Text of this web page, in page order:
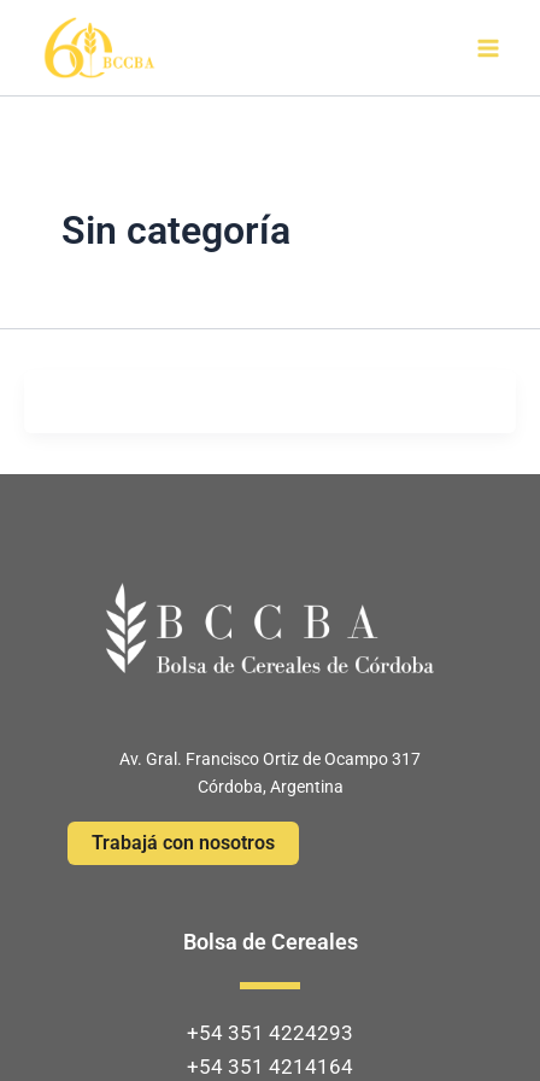
contenido
Sin categoría
Av. Gral. Francisco Ortiz de Ocampo 317
Córdoba, Argentina
Trabajá con nosotros
Bolsa de Cereales
+54 351 4224293
+54 351 4214164